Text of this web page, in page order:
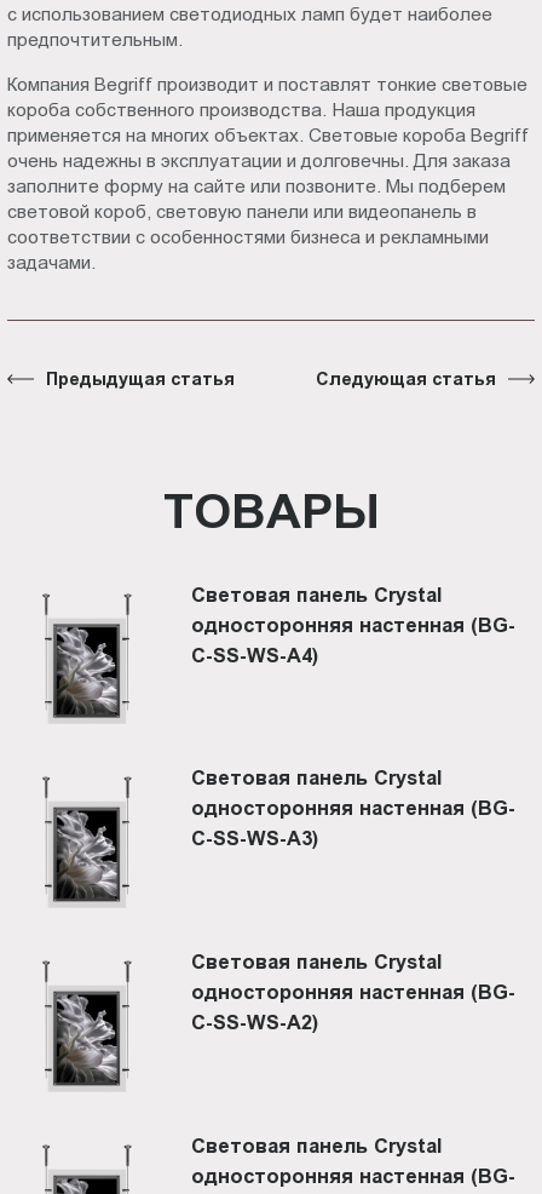
с использованием светодиодных ламп будет наиболее
предпочтительным.
Компания Begriff производит и поставлят тонкие световые
короба собственного производства. Наша продукция
применяется на многих объектах. Световые короба Begriff
очень надежны в эксплуатации и долговечны. Для заказа
заполните форму на сайте или позвоните. Мы подберем
световой короб, световую панели или видеопанель в
соответствии с особенностями бизнеса и рекламными
задачами.
Предыдущая статья Следующая статья
ТОВАРЫ
Световая панель Crystal
односторонняя настенная (BG-
C-SS-WS-A4)
Световая панель Crystal
односторонняя настенная (BG-
C-SS-WS-A3)
Световая панель Crystal
односторонняя настенная (BG-
C-SS-WS-A2)
Световая панель Crystal
односторонняя настенная (BG-